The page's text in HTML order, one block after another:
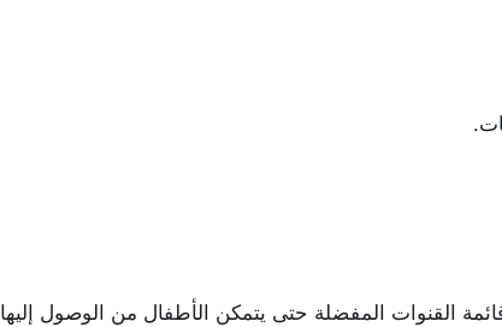
القنوات المفضلة حتى يتمكن الأطفال من الوصول إليها